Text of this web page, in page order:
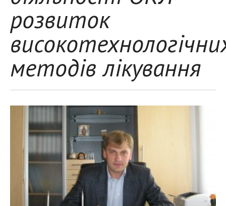
розвиток
методів лікування